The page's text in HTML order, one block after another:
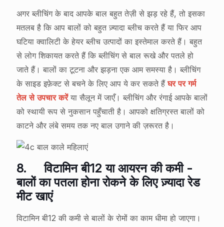
अगर ब्लीचिंग के बाद आपके बाल बहुत तेज़ी से झड़ रहे हैं, तो इसका
मतलब है कि आप बालों को बहुत ज़्यादा ब्लीच करते हैं या फिर आप
घटिया क्वालिटी के हेयर ब्लीच उत्पादों का इस्तेमाल करते हैं। बहुत
से लोग शिकायत करते हैं कि ब्लीचिंग से बाल रूखे और पतले हो
जाते हैं। बालों का टूटना और झड़ना एक आम समस्या है। ब्लीचिंग
के साइड इफ़ेक्ट से बचने के लिए आप ये कर सकते हैंघर पर गर्म
तेल से उपचार करेंया सैलून में जाएँ। ब्लीचिंग और रंगाई आपके बालों
को स्थायी रूप से नुकसान पहुँचाती है। आपको क्षतिग्रस्त बालों को
काटने और लंबे समय तक नए बाल उगाने की ज़रूरत है।
8.विटामिन बी12 या आयरन की कमी -
बालों का पतला होना रोकने के लिए ज़्यादा रेड
मीट खाएं
विटामिन बी12 की कमी से बालों के रोमों का काम धीमा हो जाएगा।